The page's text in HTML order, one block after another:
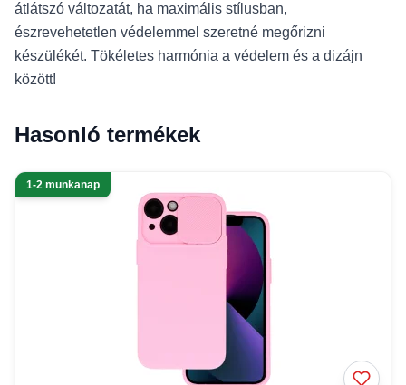
átlátszó változatát, ha maximális stílusban,
észrevehetetlen védelemmel szeretné megőrizni
készülékét. Tökéletes harmónia a védelem és a dizájn
között!
Hasonló termékek
1-2 munkanap